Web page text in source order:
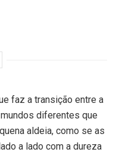
faz a transição entre a
diferentes que
aldeia, como se as
a lado com a dureza